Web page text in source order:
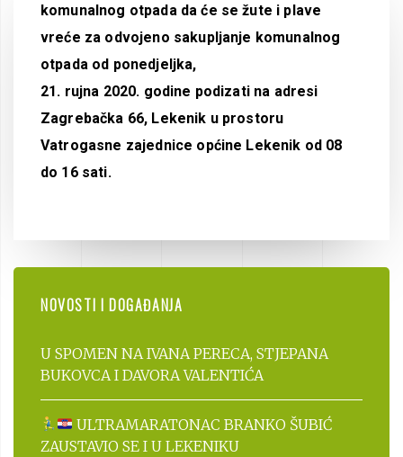
komunalnog otpada da će se žute i plave
vreće za odvojeno sakupljanje komunalnog
otpada od ponedjeljka,
21. rujna 2020. godine podizati na adresi
Zagrebačka 66, Lekenik u prostoru
Vatrogasne zajednice općine Lekenik od 08
do 16 sati.
NOVOSTI I DOGAĐANJA
U SPOMEN NA IVANA PERECA, STJEPANA
BUKOVCA I DAVORA VALENTIĆA
ULTRAMARATONAC BRANKO ŠUBIĆ
ZAUSTAVIO SE I U LEKENIKU